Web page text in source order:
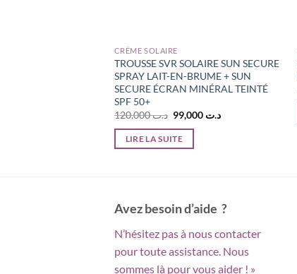
CRÈME SOLAIRE
TROUSSE SVR SOLAIRE SUN SECURE
SPRAY LAIT-EN-BRUME + SUN
SECURE ÉCRAN MINÉRAL TEINTÉ
SPF 50+
د.ت120,000
Le
prix
initial
était :
د.تLe
LIRE LA SUITE
Avez besoin d’aide ?
N’hésitez pas à nous contacter
pour toute assistance. Nous
sommes là pour vous aider ! »